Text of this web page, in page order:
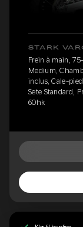
STARK
Frein à main,
Medium,
inclus, Cale-
Sete Standard,
60hk